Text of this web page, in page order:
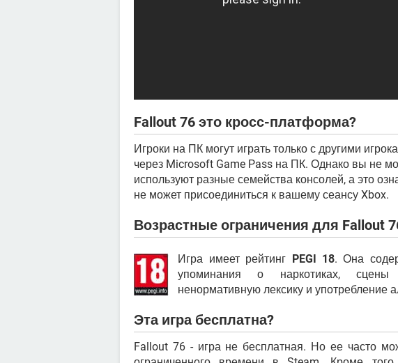
Fallout 76 это кросс-платформа?
Игроки на ПК могут играть только с другими
через Microsoft Game Pass на ПК. Однако вы не
используют разные семейства консолей, а это
не может присоединиться к вашему сеансу Xbox.
Возрастные ограничения для Fallout
Игра имеет рейтинг PEGI 18. Она
упоминания о наркотиках, сцены
ненормативную лексику и употребление
Эта игра бесплатна?
Fallout 76 - игра не бесплатная. Но ее часто